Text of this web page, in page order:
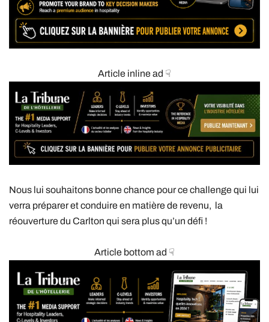
Article inline ad ☟
Nous lui souhaitons bonne chance pour ce challenge qui lui
verra préparer et conduire en matière de revenu, la
réouverture du Carlton qui sera plus qu’un défi !
Article bottom ad ☟